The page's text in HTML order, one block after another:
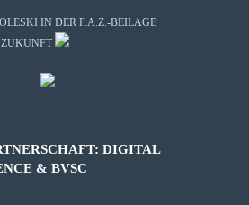
IN DER F.A.Z.-BEILAGE
DIGITAL
& BVSC